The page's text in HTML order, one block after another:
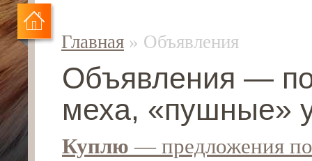
Главная » Объявления
Объявления —
меха, «пушные»
Куплю — предложения